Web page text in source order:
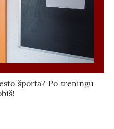
športa? Po treningu